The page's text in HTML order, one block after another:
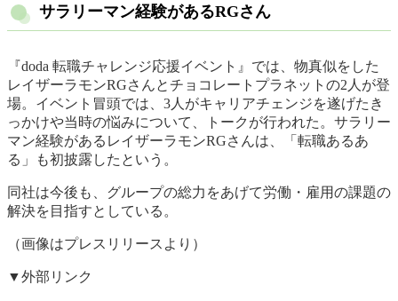
サラリーマン経験があるRGさん
『doda 転職チャレンジ応援イベント』では、物真似をした
レイザーラモンRGさんとチョコレートプラネットの2人が登
場。イベント冒頭では、3人がキャリアチェンジを遂げたき
っかけや当時の悩みについて、トークが行われた。サラリー
マン経験があるレイザーラモンRGさんは、「転職あるあ
る」も初披露したという。
同社は今後も、グループの総力をあげて労働・雇用の課題の
解決を目指すとしている。
（画像はプレスリリースより）
▼外部リンク